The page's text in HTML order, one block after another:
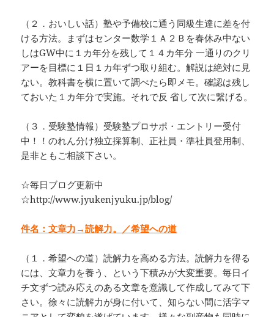
（２．おいしい話）塾や予備校に通う同級生達に差を付
ける方法。まずはセンター数学１Ａ２Ｂを春休み中ない
しはGW中に１カ年分を残して１４カ年分 一通りのクリ
アーを目標に１日１カ年ずつ取り組む。解説は絶対に見
ない。教科書を横に置いて調べたら即メモ。確認は残し
ておいた１カ年分で実施。それで反 省して次に繋げる。
（３．受験塾情報）受験塾プロサポ・エントリー受付
中！！のれん分け独立採算制、正社員・準社員登用制、
是非ともご相談下さい。
☆毎日ブログ更新中
☆http://www.jyukenjyuku.jp/blog/
件名：文章力→読解力。／希望への道
（１．希望への道）読解力を高める方法。読解力を得る
には、文章力を養う、という下積みが大変重要。毎日イ
チ文ずつ読み応えのある文章を意識して作成してみて下
さい。徐々に読解力が身に付いて、知らない間に活字マ